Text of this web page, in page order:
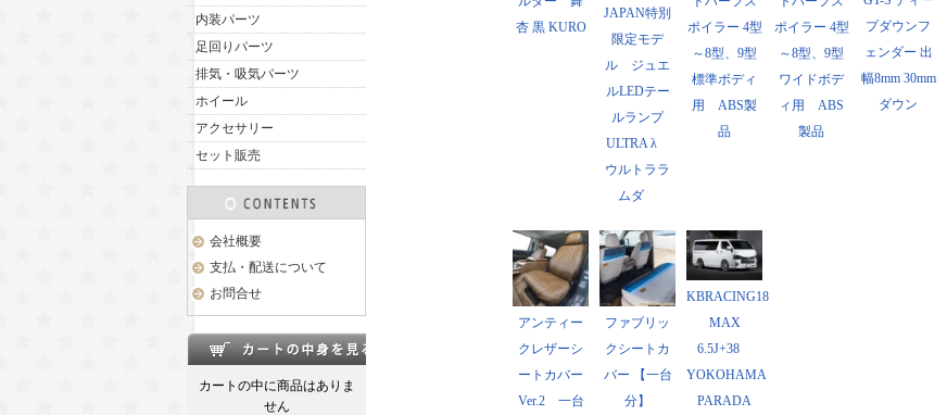
内装パーツ
足回りパーツ
排気・吸気パーツ
ホイール
アクセサリー
セット販売
会社概要
支払・配送について
お問合せ
カートの中に商品はありま
せん
杏 黒 KURO
JAPAN特別
限定モデ
ル ジュエ
ルLEDテー
ルランプ
ULTRA λ
ウルトララ
ムダ
ポイラー 4型
～8型、9型
標準ボディ
用 ABS製
品
ポイラー 4型
～8型、9型
ワイドボデ
ィ用 ABS
製品
プダウンフ
ェンダー 出
幅8mm 30mm
ダウン
アンティー
クレザーシ
ートカバー
Ver.2 一台
ファブリッ
クシートカ
バー 【一台
分】
KBRACING18
MAX
6.5J+38
YOKOHAMA
PARADA